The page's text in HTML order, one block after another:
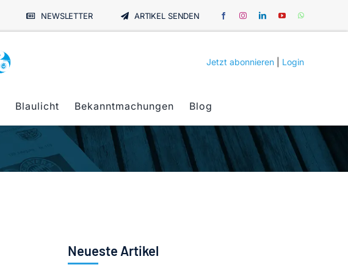
NEWSLETTER ARTIKEL SENDEN
Jetzt abonnieren Login
Blaulicht Bekanntmachungen Blog
Neueste Artikel